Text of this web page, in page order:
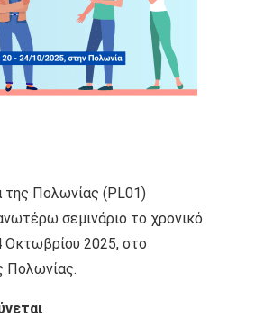
της Πολωνίας (PL01)
σεμινάριο το χρονικό
Οκτωβρίου 2025, στο
Πολωνίας.